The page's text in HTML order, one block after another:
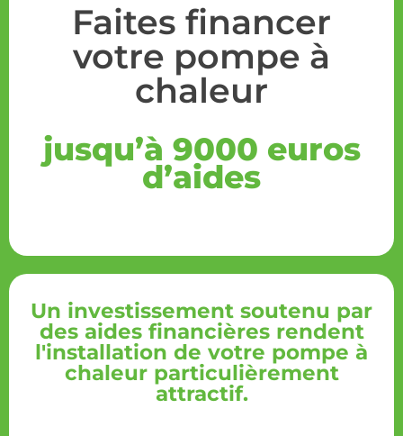
Faites financer
votre pompe à
chaleur
jusqu’à 9000 euros
d’aides
Un investissement soutenu par
des aides financières rendent
l'installation de votre pompe à
chaleur particulièrement
attractif.